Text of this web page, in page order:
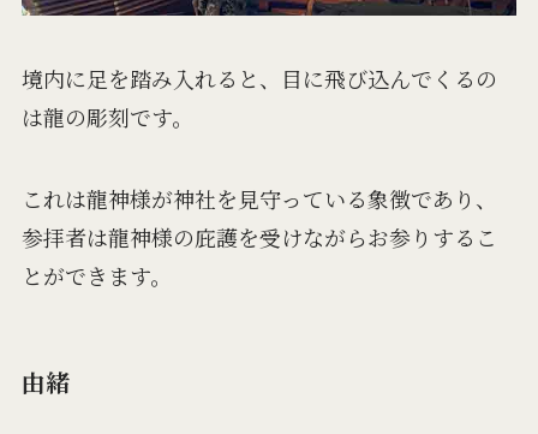
境内に足を踏み入れると、目に飛び込んでくるの
は龍の彫刻です。
これは龍神様が神社を見守っている象徴であり、
参拝者は龍神様の庇護を受けながらお参りするこ
とができます。
由緒